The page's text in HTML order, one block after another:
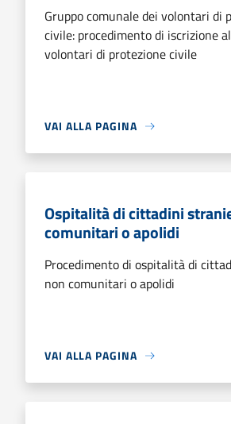
Gruppo comunale dei volontari di
civile: procedimento di iscrizione
volontari di protezione civile
VAI ALLA PAGINA
Ospitalità di cittadini
comunitari o apolidi
Procedimento di ospitalità di
non comunitari o apolidi
VAI ALLA PAGINA